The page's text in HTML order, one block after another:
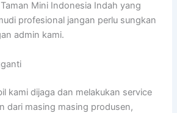
Mini Indonesia Indah yang
profesional jangan perlu sungkan
admin kami.
kami dijaga dan melakukan service
dari masing masing produsen,